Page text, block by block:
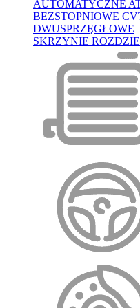
AUTOMATYCZNE
BEZSTOPNIOWE
DWUSPRZĘGŁOWE
SKRZYNIE